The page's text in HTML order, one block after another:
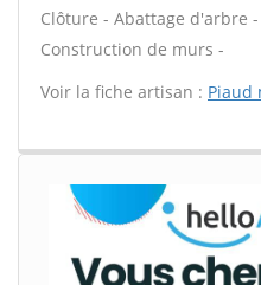
Clôture - Abattage d'arbre
Construction de murs -
Voir la fiche artisan : Piaud